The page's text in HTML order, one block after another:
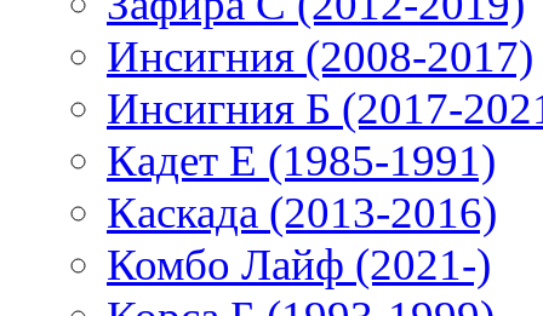
Инсигния (2008-2017)
Инсигния Б (2017-
Кадет Е (1985-1991)
Каскада (2013-2016)
Комбо Лайф (2021-)